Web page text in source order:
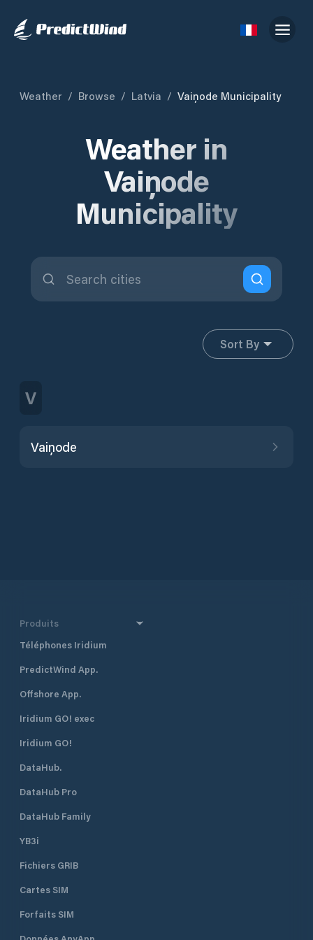
Weather / Browse / Latvia / Vaiņode Municipality
Weather in
Vaiņode
Municipality
Sort By
V
Vaiņode
Produits
Téléphones Iridium
PredictWind App.
Offshore App.
Iridium GO! exec
Iridium GO!
DataHub.
DataHub Pro
DataHub Family
YB3i
Fichiers GRIB
Cartes SIM
Forfaits SIM